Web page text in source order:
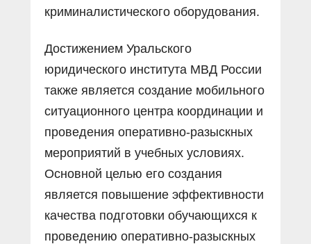
криминалистического оборудования.
Достижением Уральского
юридического института МВД России
также является создание мобильного
ситуационного центра координации и
проведения оперативно-разыскных
мероприятий в учебных условиях.
Основной целью его создания
является повышение эффективности
качества подготовки обучающихся к
проведению оперативно-разыскных